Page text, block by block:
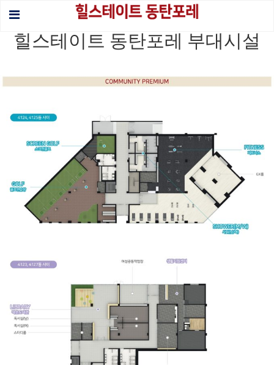
힐스테이트 동탄포레 부대시설